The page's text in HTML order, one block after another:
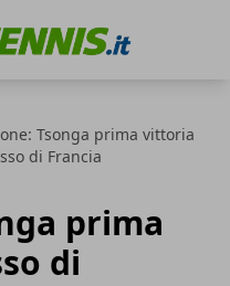
Tsonga prima vittoria
di Francia
prima
di